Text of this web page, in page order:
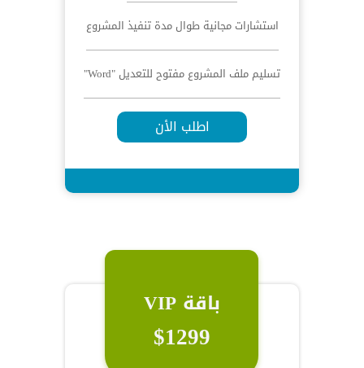
استشارات مجانية طوال مدة تنفيذ المشروع
تسليم ملف المشروع مفتوح للتعديل "Word"
اطلب الأن
باقة VIP
$1299